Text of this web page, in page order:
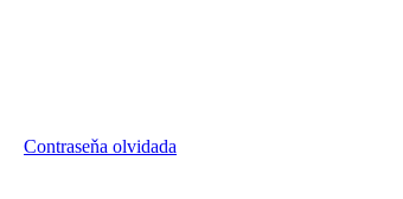
Contraseňa olvidada